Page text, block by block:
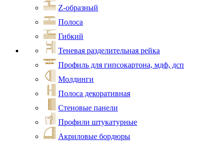
Z-образный
Полоса
Гибкий
Теневая разделительная рейка
Профиль для гипсокартона, мдф, дсп
Молдинги
Полоса декоративная
Стеновые панели
Профили штукатурные
Акриловые бордюры